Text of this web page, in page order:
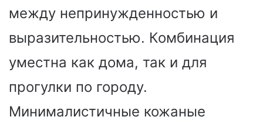
между непринужденностью и
выразительностью. Комбинация
уместна как дома, так и для
прогулки по городу.
Минималистичные кожаные